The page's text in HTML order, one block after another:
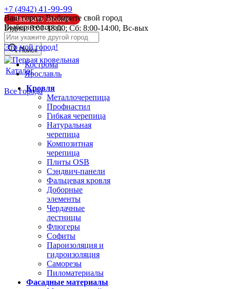
Ваш город: Выбирите свой город
Выберите город:
Это мой город!
Кострома
Ярославль
Все города
+7 (4942) 41-99-99
Заказать звонок
Будни: 8:00-18:00; Сб: 8:00-14:00, Вс-вых
info@pk44.ru
Поиск
Каталог
Кровля
Металлочерепица
Профнастил
Гибкая черепица
Натуральная
черепица
Композитная
черепица
Плиты OSB
Сэндвич-панели
Фальцевая кровля
Доборные
элементы
Чердачные
лестницы
Флюгеры
Софиты
Пароизоляция и
гидроизоляция
Саморезы
Пиломатериалы
Фасадные материалы